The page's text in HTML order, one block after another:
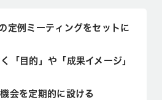
定例ミーティングをセットに
「目的」や「成果イメージ」
会を定期的に設ける